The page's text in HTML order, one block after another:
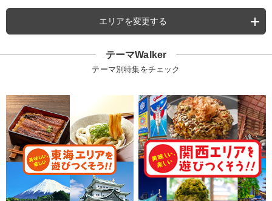
エリアを変更する
テーマWalker
テーマ別特集をチェック